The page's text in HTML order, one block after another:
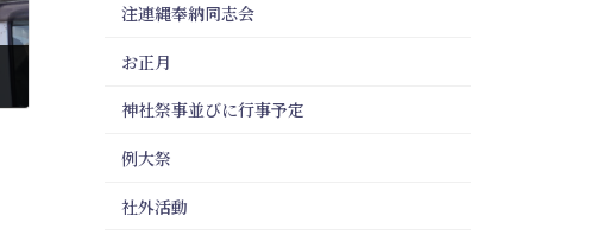
注連縄奉納同志会
お正月
神社祭事並びに行事予定
例大祭
社外活動